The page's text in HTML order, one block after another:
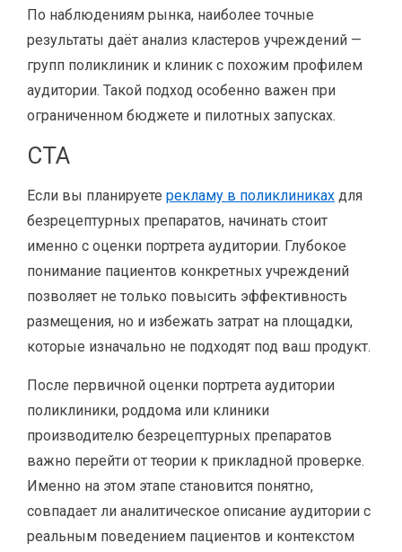
По наблюдениям рынка, наиболее точные
результаты даёт анализ кластеров учреждений —
групп поликлиник и клиник с похожим профилем
аудитории. Такой подход особенно важен при
ограниченном бюджете и пилотных запусках.
CTA
Если вы планируете рекламу в поликлиниках для
безрецептурных препаратов, начинать стоит
именно с оценки портрета аудитории. Глубокое
понимание пациентов конкретных учреждений
позволяет не только повысить эффективность
размещения, но и избежать затрат на площадки,
которые изначально не подходят под ваш продукт.
После первичной оценки портрета аудитории
поликлиники, роддома или клиники
производителю безрецептурных препаратов
важно перейти от теории к прикладной проверке.
Именно на этом этапе становится понятно,
совпадает ли аналитическое описание аудитории с
реальным поведением пациентов и контекстом